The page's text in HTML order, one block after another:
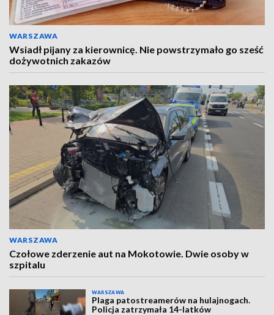
WARSZAWA
Wsiadł pijany za kierownicę. Nie powstrzymało go sześć
dożywotnich zakazów
WARSZAWA
Czołowe zderzenie aut na Mokotowie. Dwie osoby w
szpitalu
WARSZAWA
Plaga patostreamerów na hulajnogach.
Policja zatrzymała 14-latków